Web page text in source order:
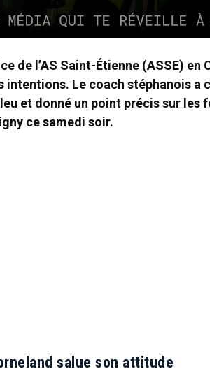
de l’AS Saint-Étienne (ASSE) en
intentions. Le coach stéphanois a
et donné un point précis sur les
ce samedi soir.
salue son attitude